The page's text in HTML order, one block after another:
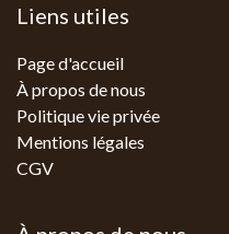
Liens utiles
Page d'accueil
À propos de nous
Politique vie privée
Mentions légales
CGV